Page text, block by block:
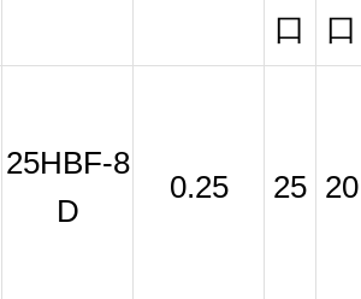
口
口
25HBF-8
D
0.25 25 20